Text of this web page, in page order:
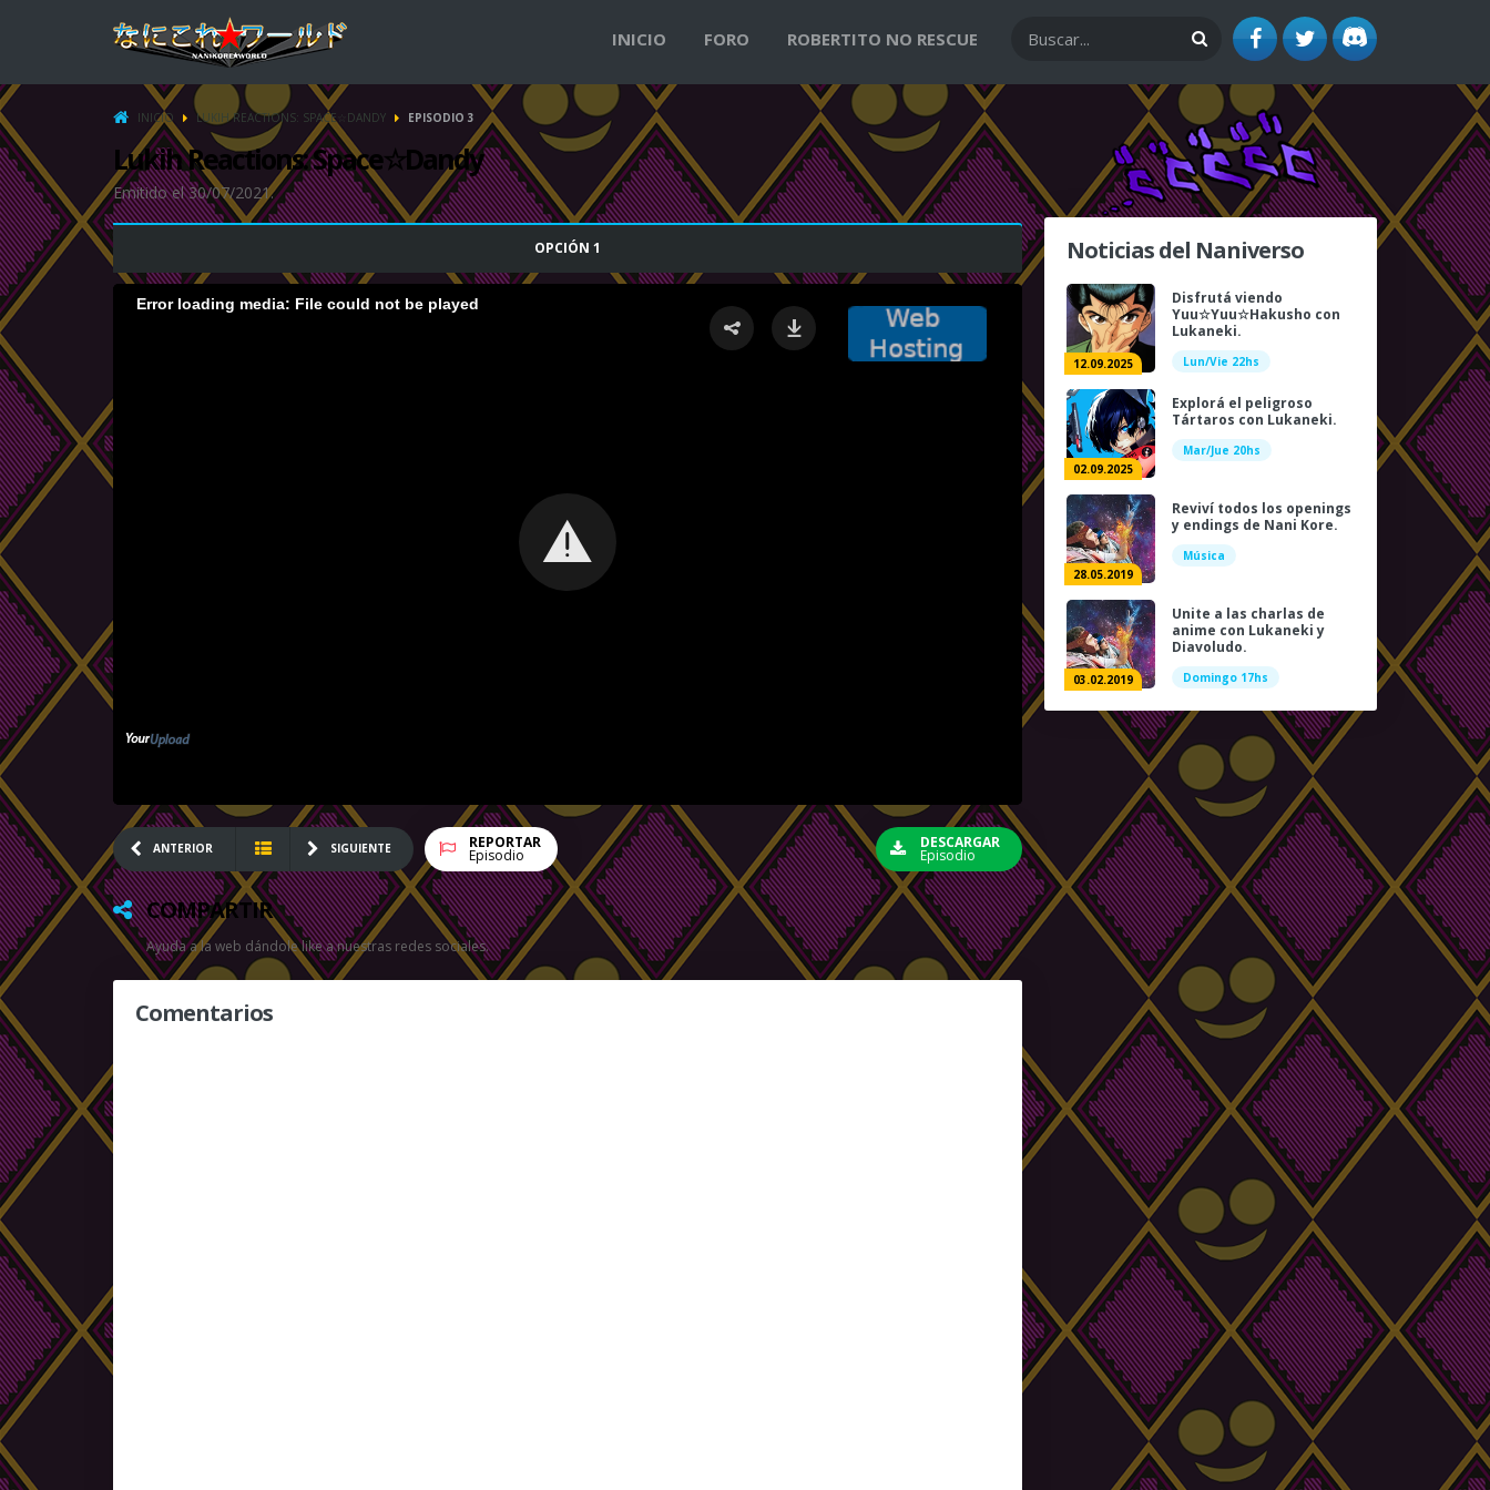
INICIO FORO ROBERTITO NO RESCUE
INICIO LUKIH REACTIONS: SPACE☆DANDY EPISODIO 3
Lukih Reactions: Space☆Dandy
Emitido el 30/07/2021.
OPCIÓN 1
ANTERIOR SIGUIENTE REPORTAR
Episodio
DESCARGAR
Episodio
COMPARTIR
Ayuda a la web dándole like a nuestras redes sociales.
Comentarios
Noticias del Naniverso
12.09.2025
Disfrutá viendo
Yuu☆Yuu☆Hakusho con
Lukaneki.
Lun/Vie 22hs
02.09.2025
Explorá el peligroso
Tártaros con Lukaneki.
Mar/Jue 20hs
28.05.2019
Reviví todos los openings
y endings de Nani Kore.
Música
03.02.2019
Unite a las charlas de
anime con Lukaneki y
Diavoludo.
Domingo 17hs